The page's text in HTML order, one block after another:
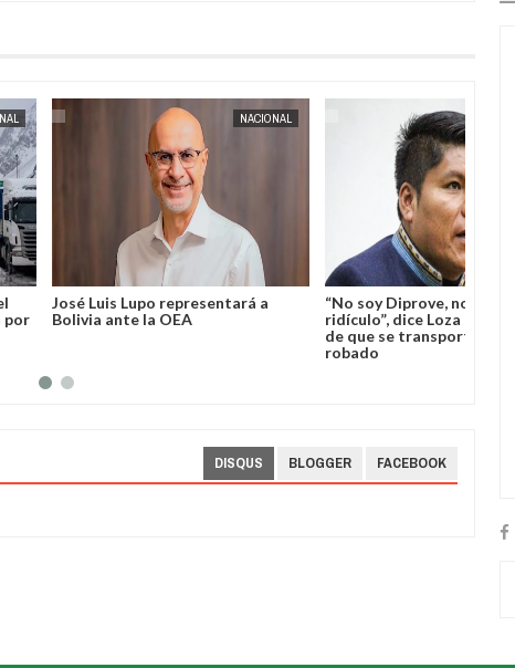
INTERNACIONAL
a 3 años de cárcel al
Guayaquil por no usar
electrónico
INTERNACIONAL
Los incendios se intensifican en
noroeste de EEUU: Oregón rompe
récord de área quemada
JORGE MOLINA
DISQUS BLOGGER FACEBOOK